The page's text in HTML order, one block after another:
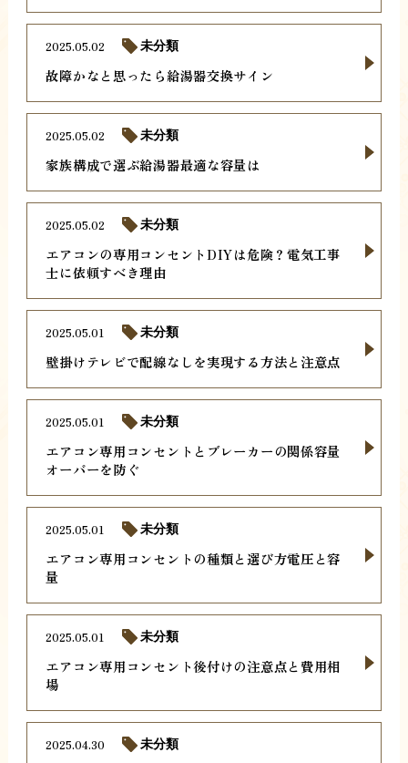
故障かなと思ったら給湯器交換サイン
2025.05.02 未分類
家族構成で選ぶ給湯器最適な容量は
2025.05.02 未分類
エアコンの専用コンセントDIYは危険？電気工事
士に依頼すべき理由
2025.05.02 未分類
壁掛けテレビで配線なしを実現する方法と注意点
2025.05.01 未分類
エアコン専用コンセントとブレーカーの関係容量
オーバーを防ぐ
2025.05.01 未分類
エアコン専用コンセントの種類と選び方電圧と容
量
2025.05.01 未分類
エアコン専用コンセント後付けの注意点と費用相
場
2025.05.01 未分類
2025.04.30 未分類